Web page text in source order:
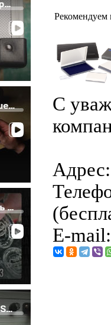
Рекомендуем
С
E-